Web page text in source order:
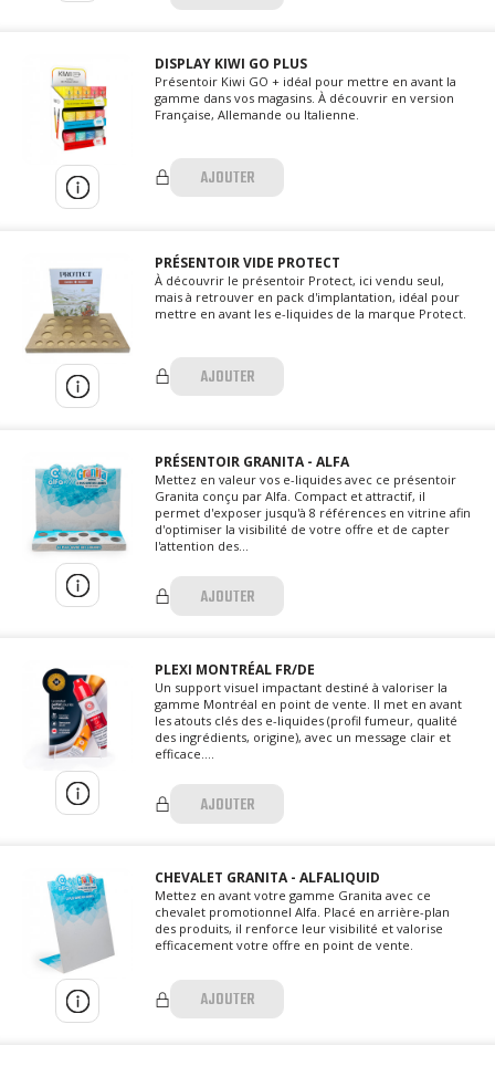
DISPLAY KIWI GO PLUS
Présentoir Kiwi GO + idéal pour mettre en avant la
gamme dans vos magasins. À découvrir en version
Française, Allemande ou Italienne.
AJOUTER
PRÉSENTOIR VIDE PROTECT
À découvrir le présentoir Protect, ici vendu seul,
mais à retrouver en pack d'implantation, idéal pour
mettre en avant les e-liquides de la marque Protect.
AJOUTER
PRÉSENTOIR GRANITA - ALFA
Mettez en valeur vos e-liquides avec ce présentoir
Granita conçu par Alfa. Compact et attractif, il
permet d'exposer jusqu'à 8 références en vitrine afin
d'optimiser la visibilité de votre offre et de capter
l'attention des...
AJOUTER
PLEXI MONTRÉAL FR/DE
Un support visuel impactant destiné à valoriser la
gamme Montréal en point de vente. Il met en avant
les atouts clés des e-liquides (profil fumeur, qualité
des ingrédients, origine), avec un message clair et
efficace....
AJOUTER
CHEVALET GRANITA - ALFALIQUID
Mettez en avant votre gamme Granita avec ce
chevalet promotionnel Alfa. Placé en arrière-plan
des produits, il renforce leur visibilité et valorise
efficacement votre offre en point de vente.
AJOUTER